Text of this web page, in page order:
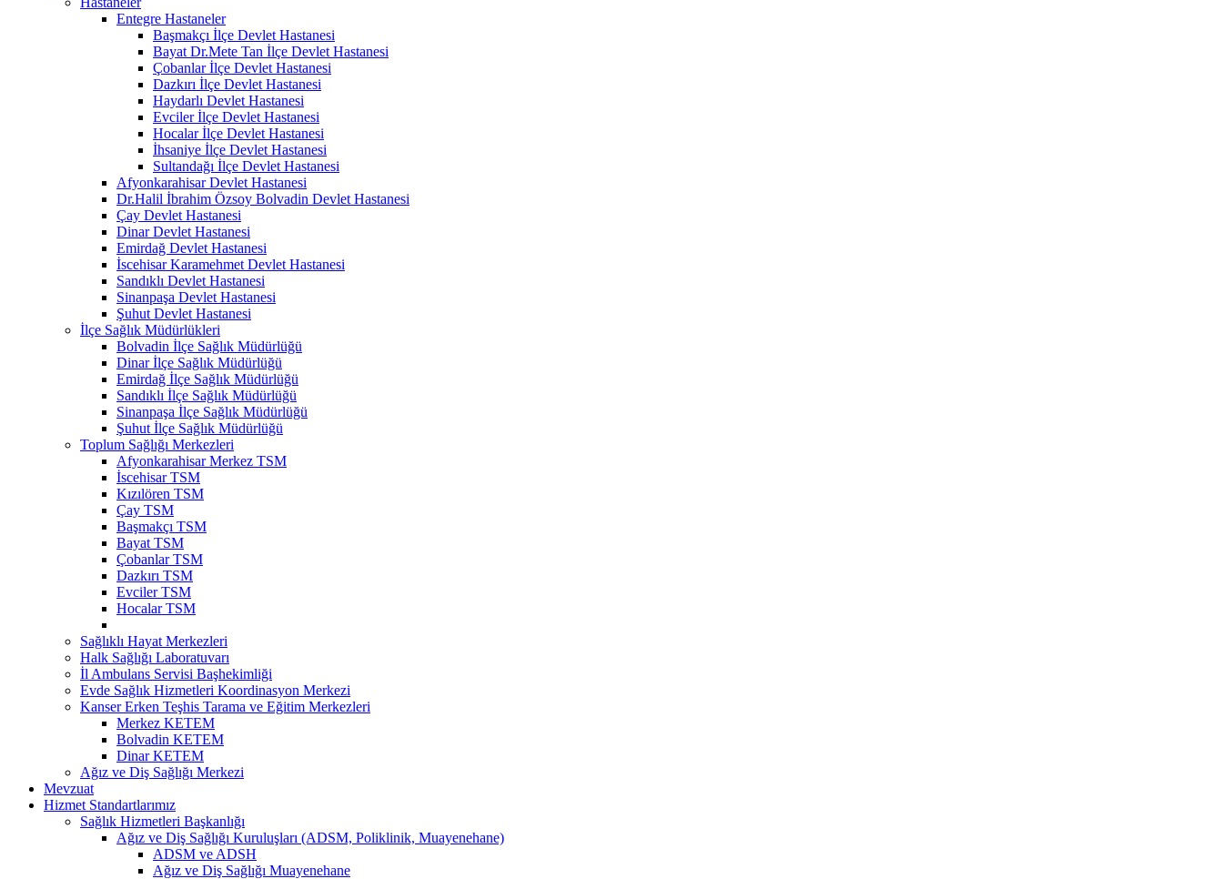
Entegre Hastaneler
Başmakçı İlçe Devlet Hastanesi
Bayat Dr.Mete Tan İlçe Devlet Hastanesi
Çobanlar İlçe Devlet Hastanesi
Dazkırı İlçe Devlet Hastanesi
Haydarlı Devlet Hastanesi
Evciler İlçe Devlet Hastanesi
Hocalar İlçe Devlet Hastanesi
İhsaniye İlçe Devlet Hastanesi
Sultandağı İlçe Devlet Hastanesi
Afyonkarahisar Devlet Hastanesi
Dr.Halil İbrahim Özsoy Bolvadin Devlet Hastanesi
Çay Devlet Hastanesi
Dinar Devlet Hastanesi
Emirdağ Devlet Hastanesi
İscehisar Karamehmet Devlet Hastanesi
Sandıklı Devlet Hastanesi
Sinanpaşa Devlet Hastanesi
Şuhut Devlet Hastanesi
İlçe Sağlık Müdürlükleri
Bolvadin İlçe Sağlık Müdürlüğü
Dinar İlçe Sağlık Müdürlüğü
Emirdağ İlçe Sağlık Müdürlüğü
Sandıklı İlçe Sağlık Müdürlüğü
Sinanpaşa İlçe Sağlık Müdürlüğü
Şuhut İlçe Sağlık Müdürlüğü
Toplum Sağlığı Merkezleri
Afyonkarahisar Merkez TSM
İscehisar TSM
Kızılören TSM
Çay TSM
Başmakçı TSM
Bayat TSM
Çobanlar TSM
Dazkırı TSM
Evciler TSM
Hocalar TSM
Sağlıklı Hayat Merkezleri
Halk Sağlığı Laboratuvarı
İl Ambulans Servisi Başhekimliği
Evde Sağlık Hizmetleri Koordinasyon Merkezi
Kanser Erken Teşhis Tarama ve Eğitim Merkezleri
Merkez KETEM
Bolvadin KETEM
Dinar KETEM
Ağız ve Diş Sağlığı Merkezi
Mevzuat
Hizmet Standartlarımız
Sağlık Hizmetleri Başkanlığı
Ağız ve Diş Sağlığı Kuruluşları (ADSM, Poliklinik, Muayenehane)
ADSM ve ADSH
Ağız ve Diş Sağlığı Muayenehane